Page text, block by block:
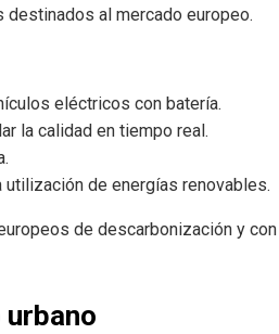
al mercado europeo.
eléctricos con batería.
la calidad en tiempo real.
utilización de energías renovables.
de descarbonización y con